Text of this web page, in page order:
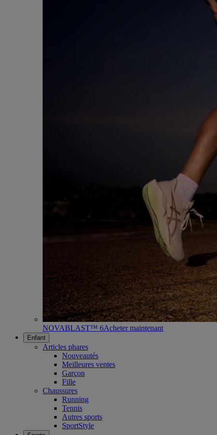
NOVABLAST™ 6Acheter maintenant
Enfant
Articles phares
Nouveautés
Meilleures ventes
Garçon
Fille
Chaussures
Running
Tennis
Autres sports
SportStyle